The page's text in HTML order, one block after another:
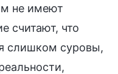
не имеют
считают, что
слишком суровы,